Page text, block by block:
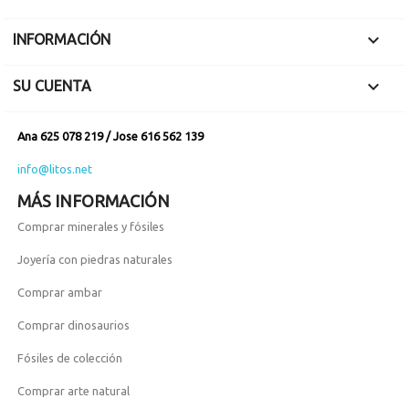
INFORMACIÓN 
SU CUENTA 
Ana 625 078 219 / Jose 616 562 139
info@litos.net
MÁS INFORMACIÓN
Comprar minerales y fósiles
Joyería con piedras naturales
Comprar ambar
Comprar dinosaurios
Fósiles de colección
Comprar arte natural